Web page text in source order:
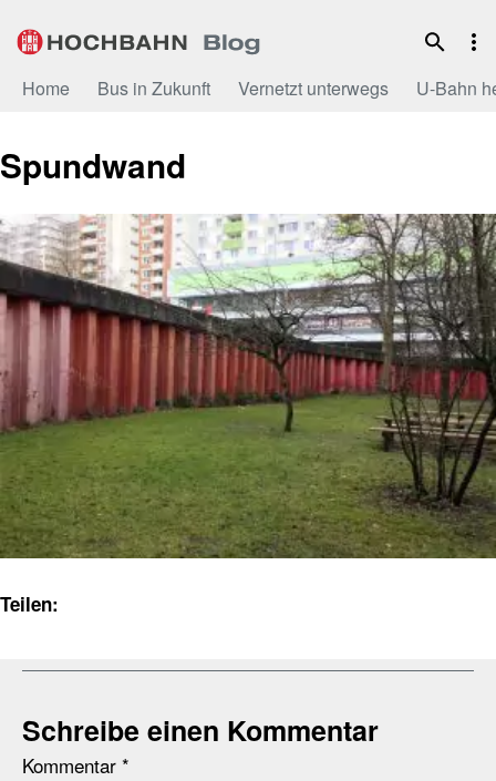
Inhalt
Home Bus in Zukunft Vernetzt unterwegs U-Bahn
Spundwand
Teilen:
Schreibe einen Kommentar
Kommentar *